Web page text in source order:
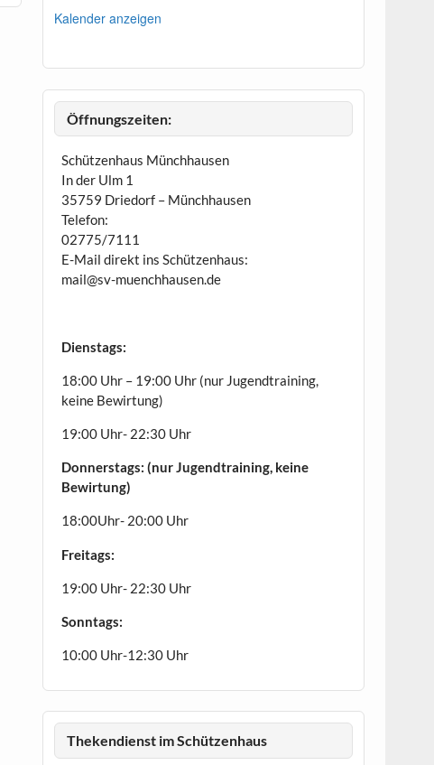
g
o
Kalender anzeigen
Öffnungszeiten:
Schützenhaus Münchhausen
In der Ulm 1
35759 Driedorf – Münchhausen
Telefon:
02775/7111
E-Mail direkt ins Schützenhaus:
mail@sv-muenchhausen.de
Dienstags:
18:00 Uhr – 19:00 Uhr (nur Jugendtraining,
keine Bewirtung)
19:00 Uhr- 22:30 Uhr
Donnerstags: (nur Jugendtraining, keine
Bewirtung)
18:00Uhr- 20:00 Uhr
Freitags:
19:00 Uhr- 22:30 Uhr
Sonntags:
10:00 Uhr-12:30 Uhr
Thekendienst im Schützenhaus